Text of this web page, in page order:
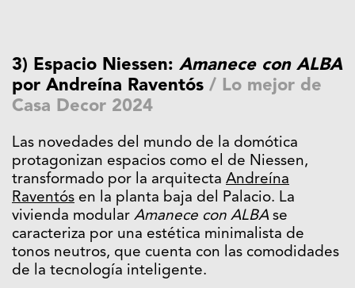
3) Espacio Niessen: Amanece con ALBA
por Andreína Raventós / Lo mejor de
Casa Decor 2024
Las novedades del mundo de la domótica
protagonizan espacios como el de Niessen,
transformado por la arquitecta Andreína
Raventós en la planta baja del Palacio. La
vivienda modular Amanece con ALBAse
caracteriza por una estética minimalista de
tonos neutros, que cuenta con las comodidades
de la tecnología inteligente.